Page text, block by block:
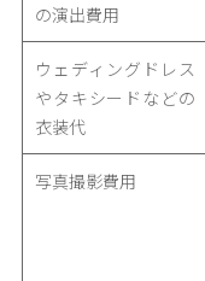
の演出費用
ウェディングドレス
やタキシードなどの
衣装代
写真撮影費用